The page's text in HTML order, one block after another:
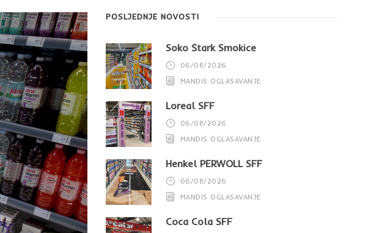
POSLJEDNJE NOVOSTI
Soko Štark Smokice
06/08/2026
MANDIS OGLASAVANJE
Loreal SFF
06/08/2026
MANDIS OGLASAVANJE
Henkel PERWOLL SFF
06/08/2026
MANDIS OGLASAVANJE
Coca Cola SFF